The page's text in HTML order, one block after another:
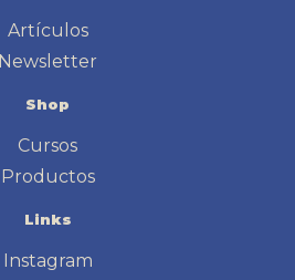
Artículos
Newsletter
Shop
Cursos
Productos
Links
Instagram